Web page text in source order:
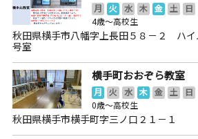
月 火 水 木 金 土
日
4歳～高校生
秋田県横手市八幡字上長田５８－２ ハイ
号室
横手町おおぞら教室
月 火 水 木 金 土
日
0歳～高校生
秋田県横手市横手町字三ノ口２１－１